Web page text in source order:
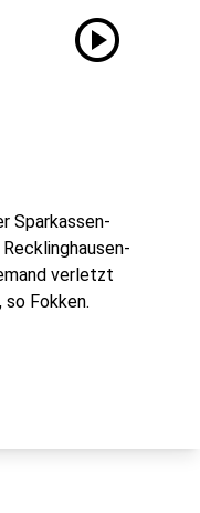
play_circle
Sparkassen-
verletzt
Fokken.